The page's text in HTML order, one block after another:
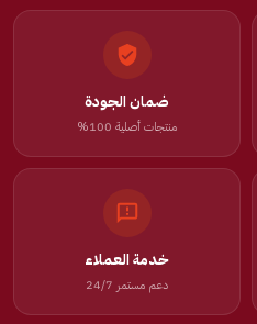
ضمان الجودة
منتجات أصلية 100%
خدمة العملاء
دعم مستمر 24/7